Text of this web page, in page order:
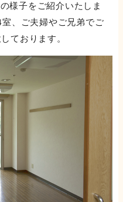
様子をご紹介いたしま
、ご夫婦やご兄弟でご
ております。